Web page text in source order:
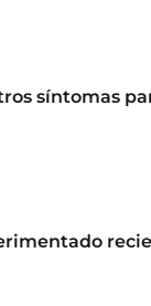
síntomas